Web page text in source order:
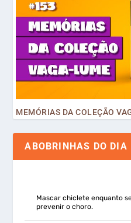
ABOBRINHAS DO DIA
Mascar chiclete enquanto
prevenir o choro.